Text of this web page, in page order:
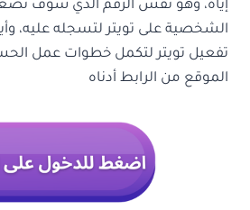
إياه، وهو نفس الرقم الذي سوف
الشخصية على تويتر لتسجله عليه،
تفعيل تويتر لتكمل خطوات عمل
الموقع من الرابط أدناه